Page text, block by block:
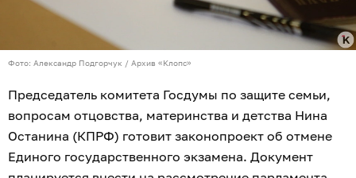
Фото: Александр Подгорчук / Архив «Клопс»
Председатель комитета Госдумы по защите семьи,
вопросам отцовства, материнства и детства Нина
Останина (КПРФ) готовит законопроект об отмене
Единого государственного экзамена. Документ